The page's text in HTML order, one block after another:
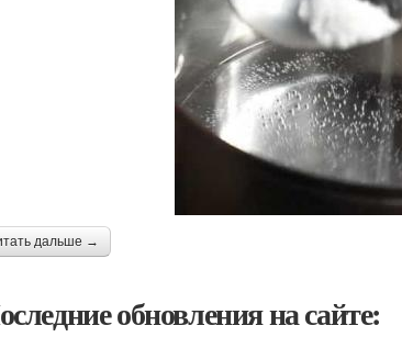
дальше →
обновления на сайте: